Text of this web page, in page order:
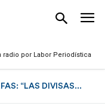
por Labor Periodística
“LAS DIVISAS...